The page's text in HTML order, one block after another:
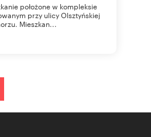
położone w kompleksie
przy ulicy Olsztyńskiej
Mieszkan...